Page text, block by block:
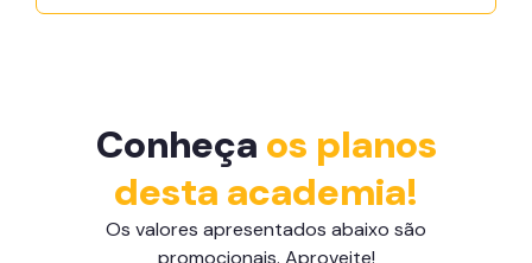
Conheça os planos
desta academia!
Os valores apresentados abaixo são
promocionais. Aproveite!